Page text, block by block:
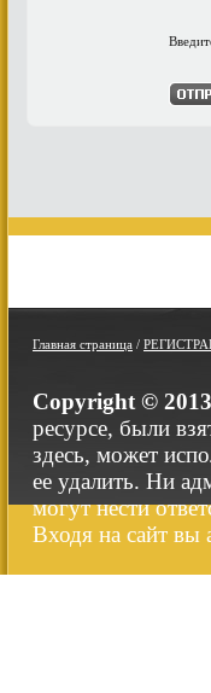
Главная страница /
Copyright ©
ресурсе, были
здесь, может
ее удалить. Ни
могут нести
Входя на сайт вы